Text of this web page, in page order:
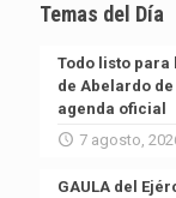
Temas del Día
Todo listo para
de Abelardo
agenda oficial
7 agosto,
GAULA del